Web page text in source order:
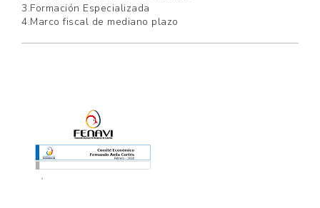
3.Formación Especializada
4.Marco fiscal de mediano plazo